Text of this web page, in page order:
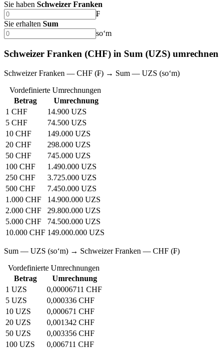
Sie haben Schweizer Franken
₣
Sie erhalten Sum
soʻm
Schweizer Franken (CHF) in Sum (UZS) umrechnen
Schweizer Franken — CHF (₣) → Sum — UZS (soʻm)
Vordefinierte Umrechnungen
Betrag
Umrechnung
1 CHF
14.900 UZS
5 CHF
74.500 UZS
10 CHF
149.000 UZS
20 CHF
298.000 UZS
50 CHF
745.000 UZS
100 CHF
1.490.000 UZS
250 CHF
3.725.000 UZS
500 CHF
7.450.000 UZS
1.000 CHF
14.900.000 UZS
2.000 CHF
29.800.000 UZS
5.000 CHF
74.500.000 UZS
10.000 CHF 149.000.000 UZS
Sum — UZS (soʻm) → Schweizer Franken — CHF (₣)
Vordefinierte Umrechnungen
Betrag
Umrechnung
1 UZS
0,00006711 CHF
5 UZS
0,000336 CHF
10 UZS
0,000671 CHF
20 UZS
0,001342 CHF
50 UZS
0,003356 CHF
100 UZS
0,006711 CHF